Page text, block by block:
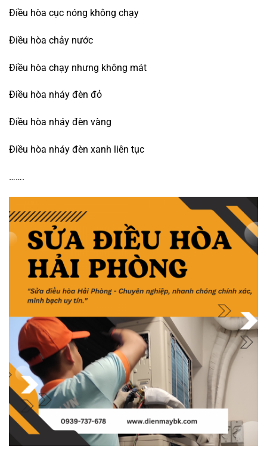
Điều hòa cục nóng không chạy
Điều hòa chảy nước
Điều hòa chạy nhưng không mát
Điều hòa nháy đèn đỏ
Điều hòa nháy đèn vàng
Điều hòa nháy đèn xanh liên tục
…….